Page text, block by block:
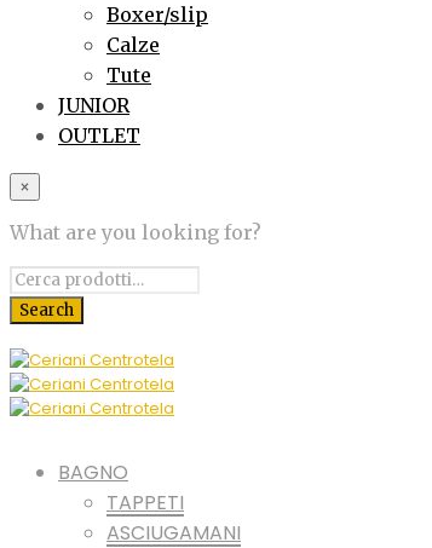
Boxer/slip
Calze
Tute
JUNIOR
OUTLET
×
What are you looking for?
BAGNO
TAPPETI
ASCIUGAMANI